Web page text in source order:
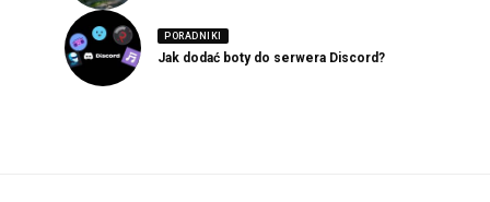
PORADNIKI
Jak dodać boty do serwera Discord?